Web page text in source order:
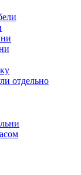
отдельно